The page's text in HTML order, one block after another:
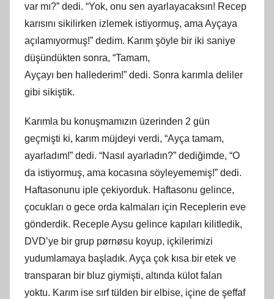
var mı?” dedi. “Yok, onu sen ayarlayacaksın! Recep
karısını sikilirken izlemek istiyormuş, ama Ayçaya
açılamıyormuş!” dedim. Karım şöyle bir iki saniye
düşündükten sonra, “Tamam,
Ayçayı ben hallederim!” dedi. Sonra karımla deliler
gibi sikiştik.
Karımla bu konuşmamızın üzerinden 2 gün
geçmişti ki, karım müjdeyi verdi, “Ayça tamam,
ayarladım!” dedi. “Nasıl ayarladın?” dediğimde, “O
da istiyormuş, ama kocasına söyleyememiş!” dedi.
Haftasonunu iple çekiyorduk. Haftasonu gelince,
çocukları o gece orda kalmaları için Receplerin eve
gönderdik. Receple Aysu gelince kapıları kilitledik,
DVD’ye bir grup pørnøsu koyup, içkilerimizi
yudumlamaya başladık. Ayça çok kısa bir etek ve
transparan bir bluz giymişti, altında külot falan
yoktu. Karım ise sırf tülden bir elbise, içine de şeffaf